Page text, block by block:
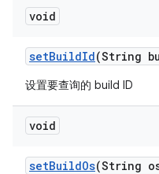
void
setBuildId(String
设置要查询的 build ID
void
setBuildOs(String